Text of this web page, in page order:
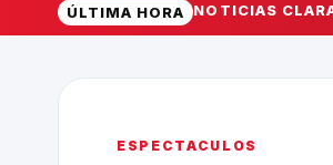
ÚLTIMA HORA NOTICIAS
ESPECTACULOS